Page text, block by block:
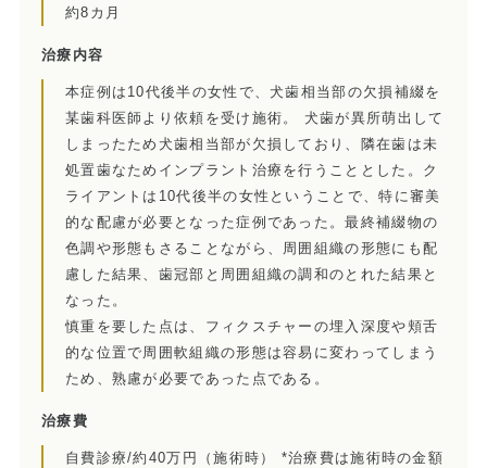
歯周病治療/予防歯科
歯周病治療とは
ペリオドンタルメディスン
再生療法とは
予防歯科とは
症例集
訪問診療/その他
訪問診療とは
約8カ月
治療内容
本症例は10代後半の女性で、犬歯相当部の欠損補綴を
某歯科医師より依頼を受け施術。 犬歯が異所萌出して
しまったため犬歯相当部が欠損しており、隣在歯は未
処置歯なためインプラント治療を行うこととした。ク
ライアントは10代後半の女性ということで、特に審美
的な配慮が必要となった症例であった。最終補綴物の
色調や形態もさることながら、周囲組織の形態にも配
慮した結果、歯冠部と周囲組織の調和のとれた結果と
なった。
慎重を要した点は、フィクスチャーの埋入深度や頬舌
的な位置で周囲軟組織の形態は容易に変わってしまう
ため、熟慮が必要であった点である。
治療費
自費診療/約40万円（施術時） *治療費は施術時の金額